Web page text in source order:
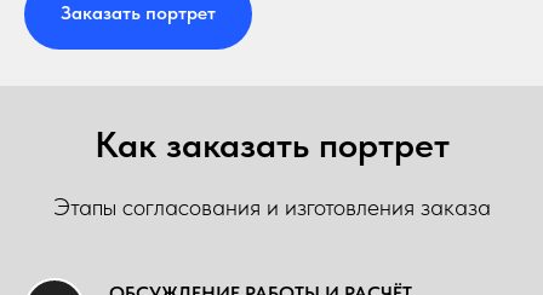
Заказать портрет
Как заказать портрет
Этапы согласования и изготовления заказа